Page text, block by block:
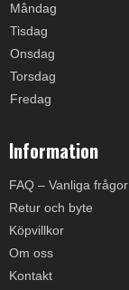
Måndag
Tisdag
Onsdag
Torsdag
Fredag
Information
FAQ – Vanliga frågor
Retur och byte
Köpvillkor
Om oss
Kontakt